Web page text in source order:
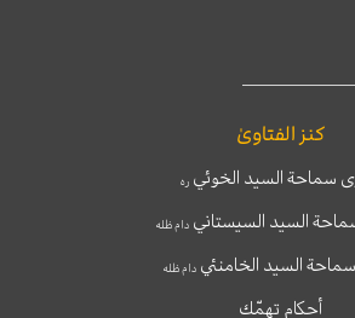
كنز الفتاوىٰ
سماحة السيد الخوئي ره
السيد السيستاني دام ظله
السيد الخامنئيدام ظله
أحكام تهمّك